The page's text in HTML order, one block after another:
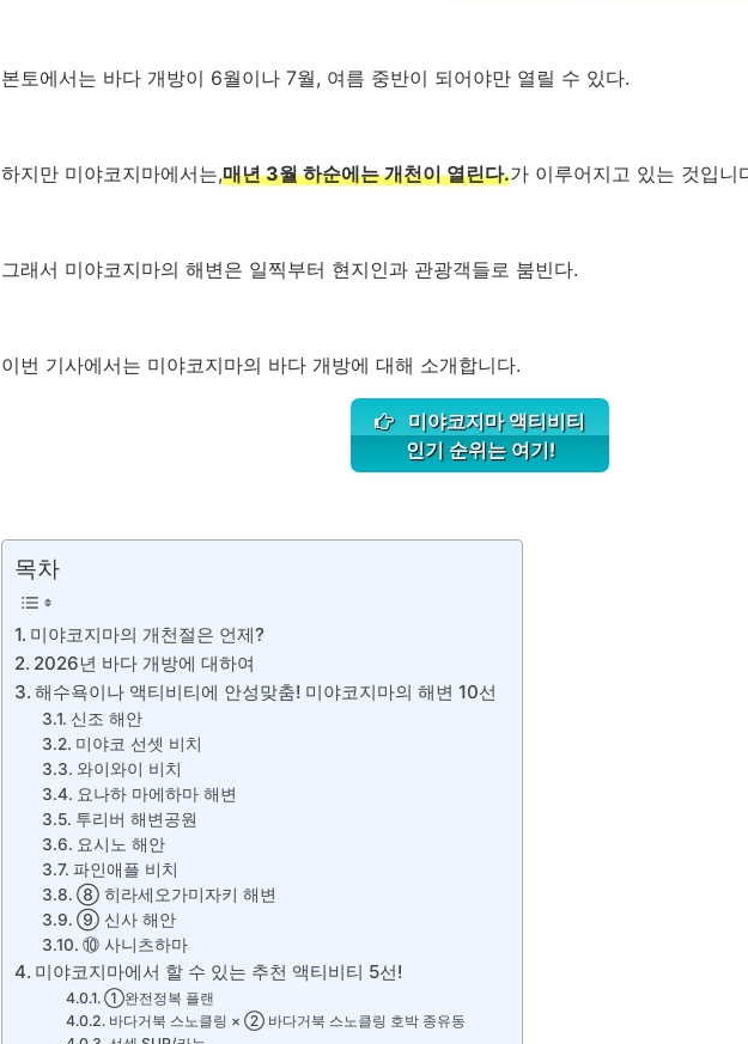
본토에서는 바다 개방이 6월이나 7월, 여름 중반이 되어야만 열릴 수 있다.
하지만 미야코지마에서는,매년 3월 하순에는 개천이 열린다.가 이루어지고 있는 것입니
그래서 미야코지마의 해변은 일찍부터 현지인과 관광객들로 붐빈다.
이번 기사에서는 미야코지마의 바다 개방에 대해 소개합니다.
미야코지마 액티비티
인기 순위는 여기!
목차
미야코지마의 개천절은 언제?
2026년 바다 개방에 대하여
해수욕이나 액티비티에 안성맞춤! 미야코지마의 해변 10선
신조 해안
미야코 선셋 비치
와이와이 비치
요나하 마에하마 해변
투리버 해변공원
요시노 해안
파인애플 비치
⑧ 히라세오가미자키 해변
⑨ 신사 해안
⑩ 사니츠하마
미야코지마에서 할 수 있는 추천 액티비티 5선!
①완전정복 플랜
바다거북 스노클링 × ② 바다거북 스노클링 호박 종유동